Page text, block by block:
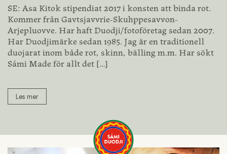
SE: Asa Kitok stipendiat 2017 i konsten att binda rot.
Kommer från Gavtsjavvrie-Skuhppesavvon-
Arjepluovve. Har haft Duodji/fotoföretag sedan 2007.
Har Duodjimärke sedan 1985. Jag är en traditionell
duojarat inom både rot, skinn, bälling m.m. Har sökt
Sámi Made för allt det[…]
Les mer